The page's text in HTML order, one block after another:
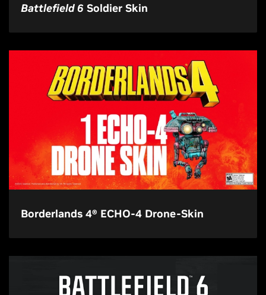
Battlefield 6 Soldier Skin
Borderlands 4® ECHO-4 Drone-Skin